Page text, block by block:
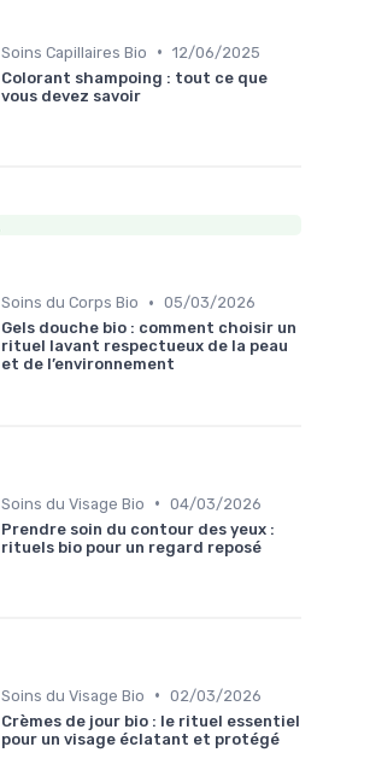
Soins Capillaires Bio • 12/06/2025
Colorant shampoing : tout ce que
vous devez savoir
Soins du Corps Bio • 05/03/2026
Gels douche bio : comment choisir un
rituel lavant respectueux de la peau
et de l’environnement
Soins du Visage Bio • 04/03/2026
Prendre soin du contour des yeux :
rituels bio pour un regard reposé
Soins du Visage Bio • 02/03/2026
Crèmes de jour bio : le rituel essentiel
pour un visage éclatant et protégé